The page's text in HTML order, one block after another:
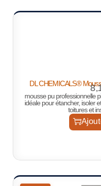
DL CHEMICALS®
mousse pu professionnelle
idéale pour étancher, isoler
toitures et